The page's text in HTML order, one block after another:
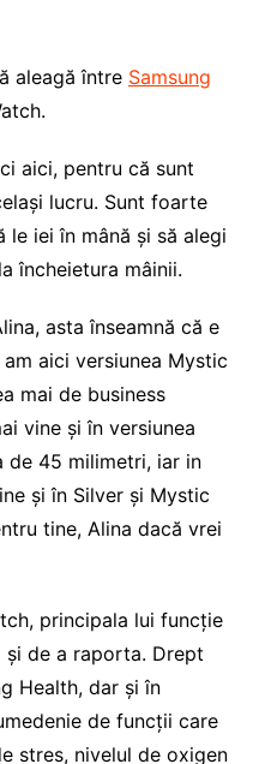
aleagă între Samsung
aici, pentru că sunt
lucru. Sunt foarte
iei în mână și să alegi
încheietura mâinii.
asta înseamnă că e
aici versiunea Mystic
mai de business
vine și în versiunea
de 45 milimetri, iar in
și în Silver și Mystic
tine, Alina dacă vrei
principala lui funcție
și de a raporta. Drept
Health, dar și în
de funcții care
stres, nivelul de oxigen